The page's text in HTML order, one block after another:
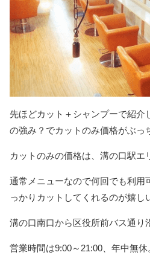
先ほどカット＋シャンプーで紹介
の強み？でカットのみ価格がぶっ
カットのみの価格は、溝の口駅エ
通常メニューなので何回でも利用
っかりカットしてくれるのが嬉し
溝の口南口から区役所前バス通り
営業時間は9:00～21:00、年中無休